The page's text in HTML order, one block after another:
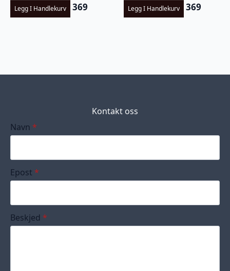
Legg I Handlekurv 369 Legg I Handlekurv 369
Kontakt oss
Navn *
Epost *
Beskjed *